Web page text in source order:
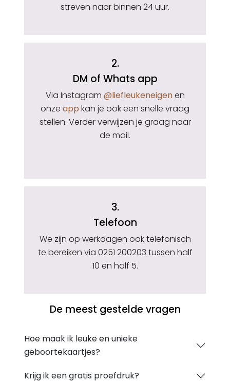
streven naar binnen 24 uur.
2.
DM of Whats app
Via Instagram @liefleukeneigenen
onze app kan je ook een snelle vraag
stellen. Verder verwijzen je graag naar
de mail.
3.
Telefoon
We zijn op werkdagen ook telefonisch
te bereiken via 0251 200203 tussen half
10 en half 5.
De meest gestelde vragen
Hoe maak ik leuke en unieke
geboortekaartjes?
Krijg ik een gratis proefdruk?